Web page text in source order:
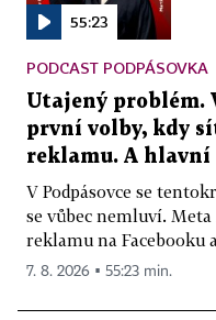
55:23
PODCAST PODPÁSOVKA
Utajený problém.
první volby, kdy
reklamu. A hlavní
V Podpásovce se
se vůbec nemluví.
reklamu na Facebooku
7. 8. 2026 ▪ 55:23 min.